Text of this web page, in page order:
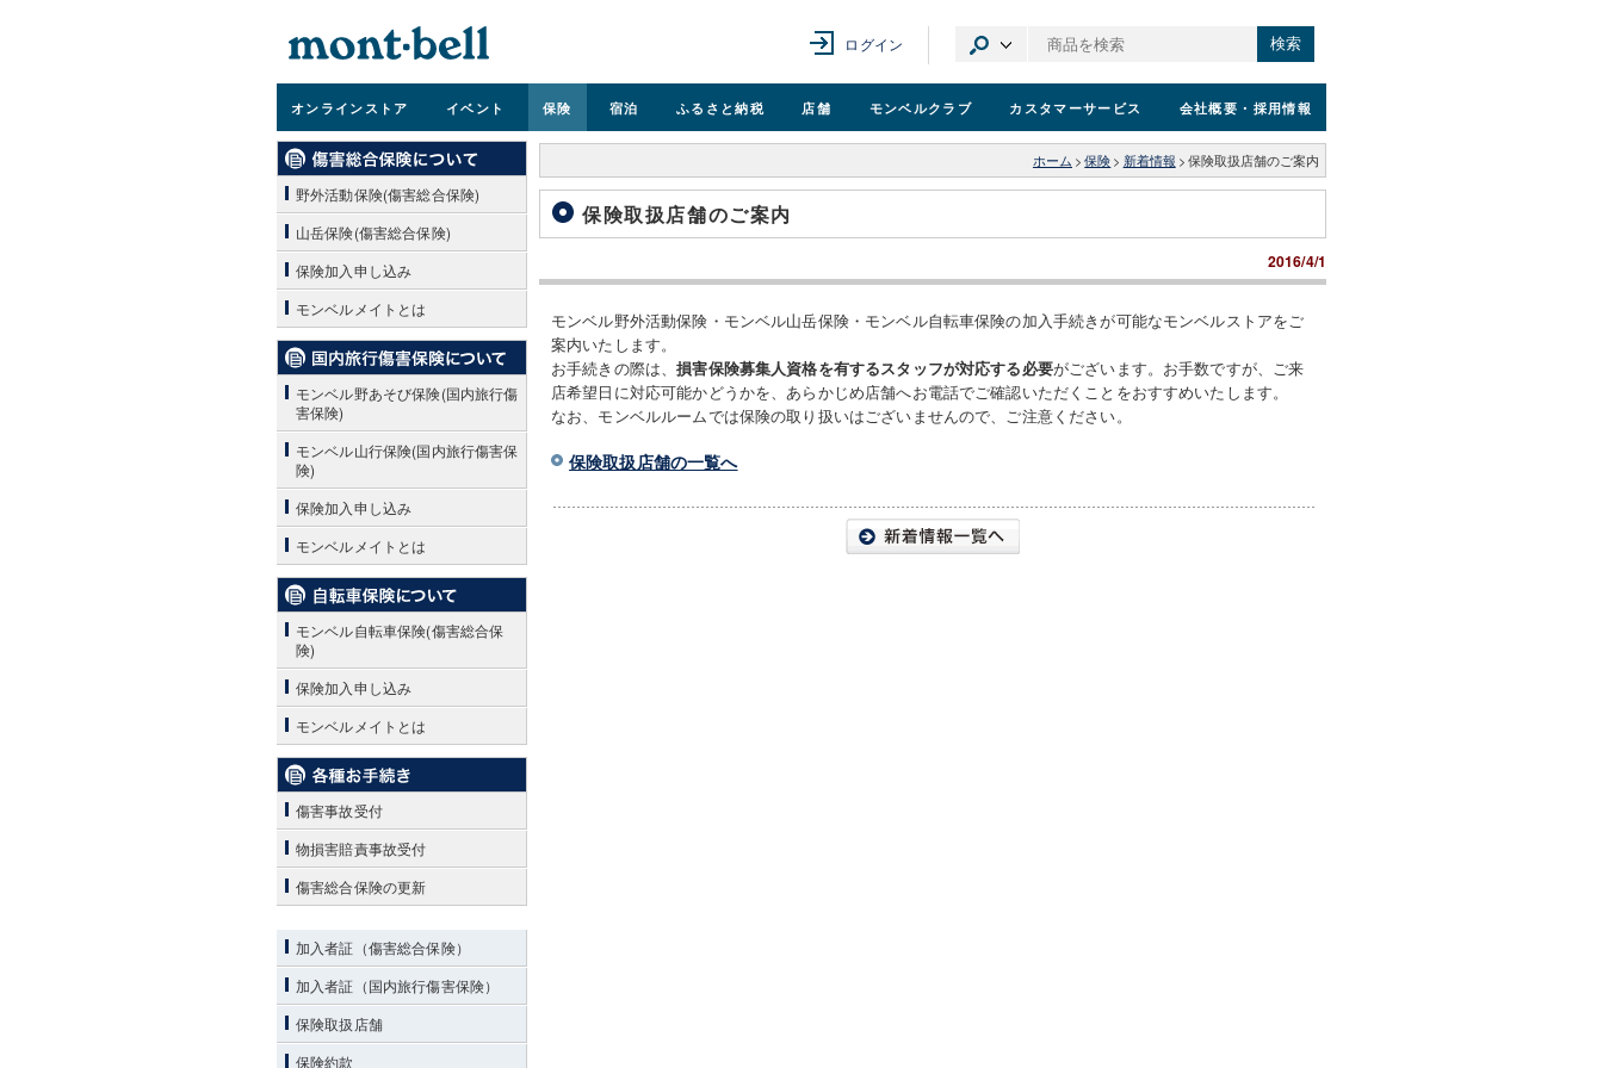
ログイン 検索
オンラインストア イベント 保険 宿泊 ふるさと納税 店舗 モンベルクラブ カスタマーサービス 会社概要 ・採用情報
ホーム > 保険 > 新着情報 > 保険取扱店舗のご案内
保険取扱店舗のご案内
2016/4/1
モンベル野外活動保険・モンベル山岳保険・モンベル自転車保険の加入手続きが可能なモンベルストアをご
案内いたします。
お手続きの際は、損害保険募集人資格を有するスタッフが対応する必要がございます。お手数ですが、ご来
店希望日に対応可能かどうかを、あらかじめ店舗へお電話でご確認いただくことをおすすめいたします。
なお、モンベルルームでは保険の取り扱いはございませんので、ご注意ください。
保険取扱店舗の一覧へ
野外活動保険(傷害総合保険)
山岳保険(傷害総合保険)
保険加入申し込み
モンベルメイトとは
モンベル野あそび保険(国内旅行傷
害保険)
モンベル山行保険(国内旅行傷害保
険)
保険加入申し込み
モンベルメイトとは
モンベル自転車保険(傷害総合保
険)
保険加入申し込み
モンベルメイトとは
傷害事故受付
物損害賠責事故受付
傷害総合保険の更新
加入者証（傷害総合保険）
加入者証（国内旅行傷害保険）
保険取扱店舗
保険約款